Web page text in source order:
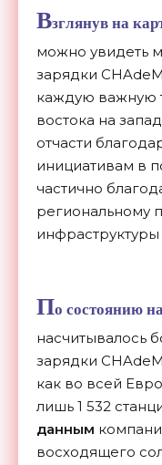
Взглянув на
можно увидеть
зарядки
каждую важную
востока на
отчасти
инициативам в
частично
региональному
По состоянию
насчитывалось
зарядки
как во всей
лишь 1 532
данным
восходящего